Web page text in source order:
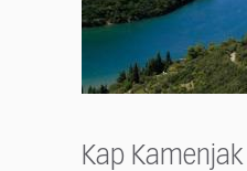
Kap Kamenjak